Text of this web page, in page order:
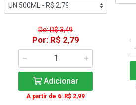
De: R$ 3,49
Por: R$ 2,79
Adicionar
A partir de 6: R$ 2,99